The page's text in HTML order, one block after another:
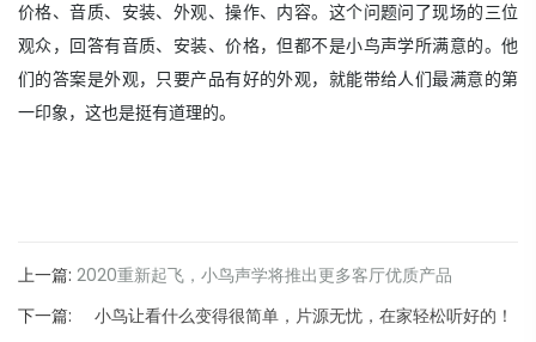
价格、音质、安装、外观、操作、内容。这个问题问了现场的三位
观众，回答有音质、安装、价格，但都不是小鸟声学所满意的。他
们的答案是外观，只要产品有好的外观，就能带给人们最满意的第
一印象，这也是挺有道理的。
上一篇: 2020重新起飞，小鸟声学将推出更多客厅优质产品
下一篇:
小鸟让看什么变得很简单，片源无忧，在家轻松听好的！